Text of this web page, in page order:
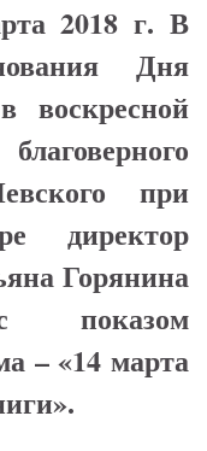
2018 г. В
Дня
воскресной
при
директор
Горянина
показом
– «14 марта